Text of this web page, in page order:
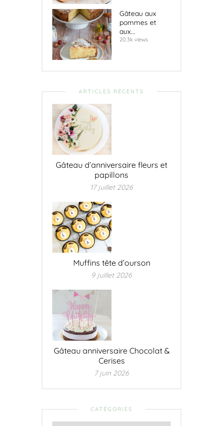
Gâteau aux
pommes et
aux...
20.3k views
ARTICLES RÉCENTS
Gâteau d’anniversaire fleurs et
papillons
17 juillet 2026
Muffins tête d’ourson
9 juillet 2026
Gâteau anniversaire Chocolat &
Cerises
7 juin 2026
CATÉGORIES